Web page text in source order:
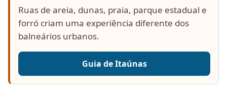
Ruas de areia, dunas, praia, parque estadual e
forró criam uma experiência diferente dos
balneários urbanos.
Guia de Itaúnas